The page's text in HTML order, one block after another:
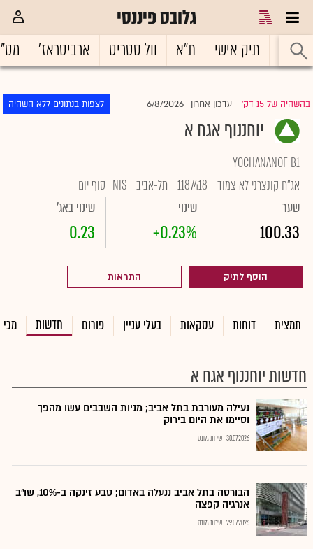
גלובס פיננסי
ראשי תיק אישי ת"א וול סטריט ארביטראז'
בהשהיה של 15 דק' |עדכון אחרון 6/8/2026 לצפות בנתונים ללא השהיה
יוחננוף אגח א
YOCHANANOF B1
אג"ח קונצרני לא צמוד 1187418 תל-אביב NIS סוף יום
שער
100.33
שינוי
+0.23%
שינוי באג'
0.23
הוסף לתיק התראות
תמצית דוחות עסקאות בעלי עניין פורום חדשות
חדשות יוחננוף אגח א
נעילה מעורבת בתל אביב; מניות השבבים עשו מהפך
וסיימו את היום בירוק
30.07.2026 שירות גלובס
הבורסה בתל אביב ננעלה באדום; טבע זינקה ב-10%, שו"ב
אנרגיה קפצה
29.07.2026 שירות גלובס